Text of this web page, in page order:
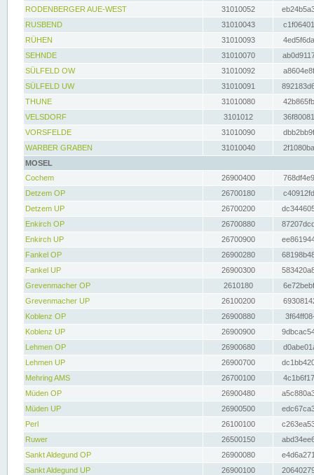
RODENBERGER AUE-WEST
31010052
RUSBEND
31010043
RÜHEN
31010093
SEHNDE
31010070
SÜLFELD OW
31010092
SÜLFELD UW
31010091
THUNE
31010080
VELSDORF
3101012
VORSFELDE
31010090
WARBER GRABEN
31010040
MOSEL
Cochem
26900400
Detzem OP
26700180
Detzem UP
26700200
Enkirch OP
26700880
Enkirch UP
26700900
Fankel OP
26900280
Fankel UP
26900300
Grevenmacher OP
2610180
Grevenmacher UP
26100200
Koblenz OP
26900880
Koblenz UP
26900900
Lehmen OP
26900680
Lehmen UP
26900700
Mehring AMS
26700100
Müden OP
26900480
Müden UP
26900500
Perl
26100100
Ruwer
26500150
Sankt Aldegund OP
26900080
Sankt Aldegund UP
26900100